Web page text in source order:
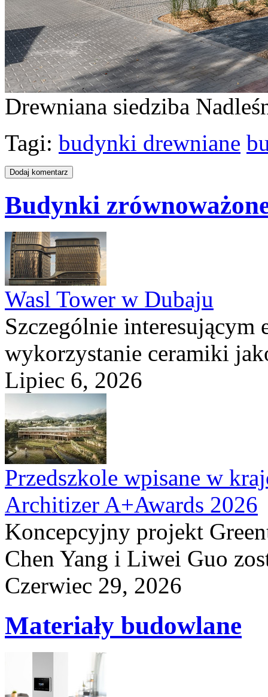
Drewniana siedziba
Tagi: budynki drewniane
Budynki
Wasl Tower w Dubaju
Szczególnie interesującym
wykorzystanie ceramiki
Lipiec 6, 2026
Przedszkole wpisane w
Architizer A+Awards 2026
Koncepcyjny projekt
Chen Yang i Liwei Guo
Czerwiec 29, 2026
Materiały budowlane